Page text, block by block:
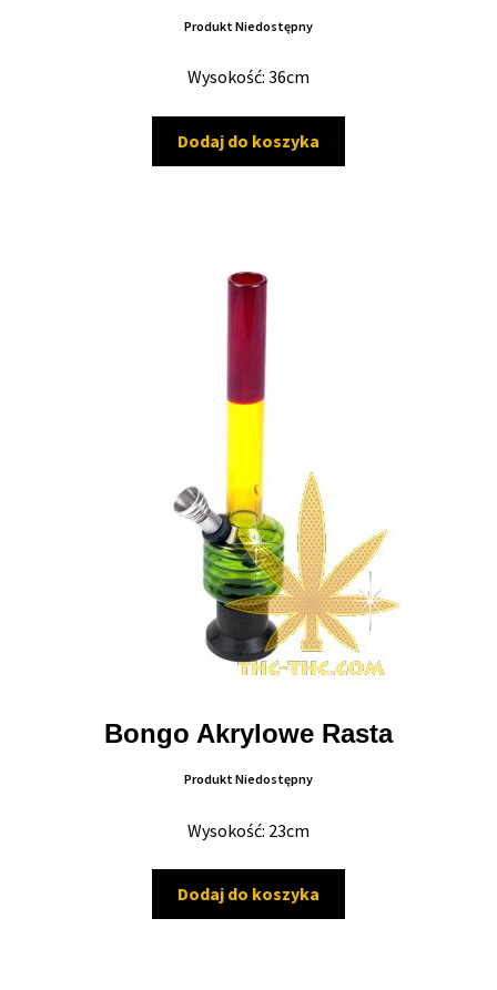
Produkt Niedostępny
Wysokość: 36cm
Dodaj do koszyka
Bongo Akrylowe Rasta
Produkt Niedostępny
Wysokość: 23cm
Dodaj do koszyka